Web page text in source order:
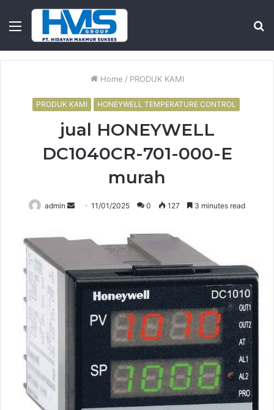
Menu
Home / PRODUK KAMI
PRODUK KAMI HONEYWELL TEMPERATURE CONTROL
jual HONEYWELL
DC1040CR-701-000-E
murah
admin
Send11/01/2025 0 127 3 minutes read